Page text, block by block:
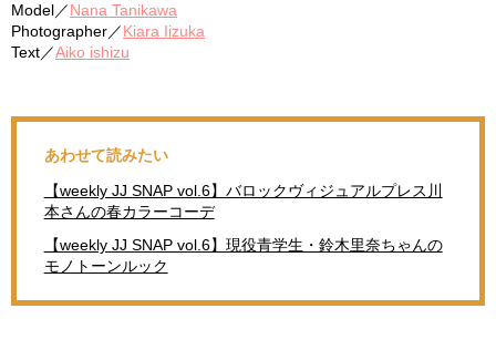
Model／ Nana Tanikawa
Photographer／ Kiara Iizuka
Text／Aiko ishizu
あわせて読みたい
【weekly JJ SNAP vol.6】バロックヴィジュアルプレス川
本さんの春カラーコーデ
【weekly JJ SNAP vol.6】現役青学生・鈴木里奈ちゃんの
モノトーンルック